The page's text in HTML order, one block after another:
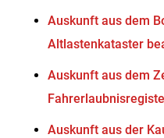
Auskunft aus dem
Altlastenkataster
Auskunft aus dem
Auskunft aus der